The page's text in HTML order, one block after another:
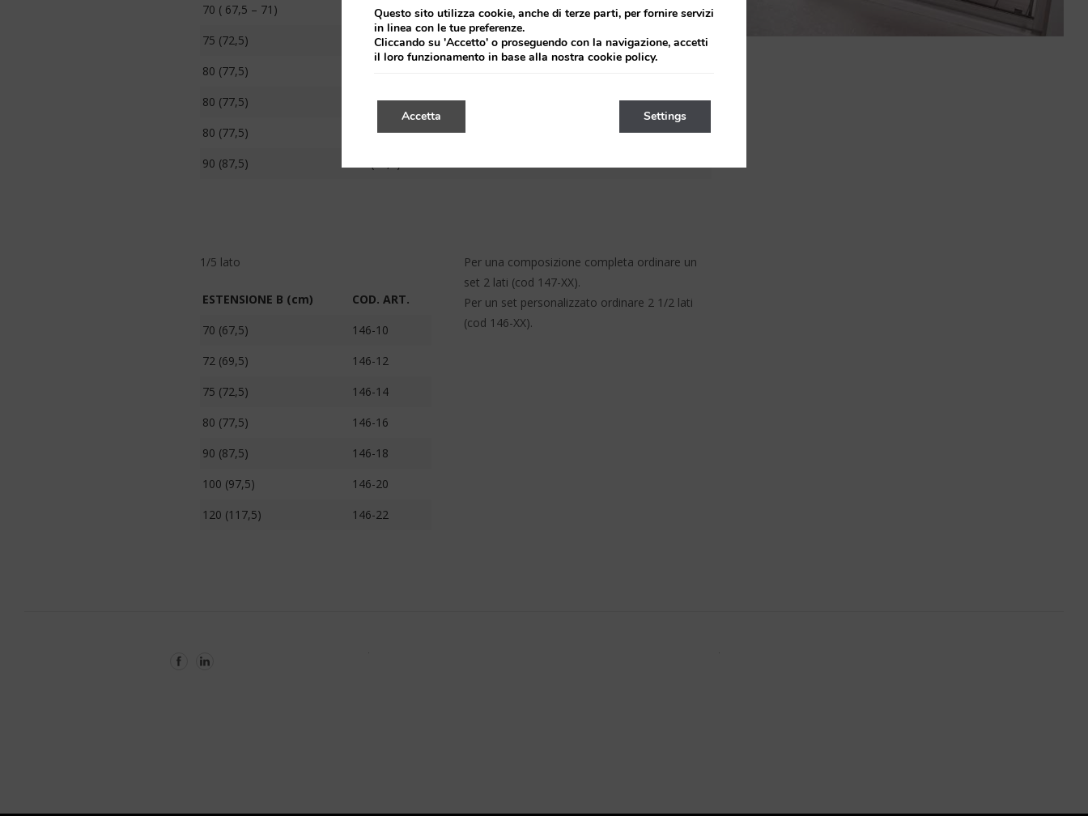
70 ( 67,5 – 71)
120 (117,5) 56
147-16
75 (72,5)
75 (72,5) 39
147-18
80 (77,5)
80 (77,5)
100 (97,5)
147-22
80 (77,5)
120 (117,5)
147-24
90 (87,5)
1/5 lato
ESTENSIONE B (cm)
COD. ART.
70 (67,5)
146-10
72 (69,5)
146-12
75 (72,5)
146-14
80 (77,5)
146-16
90 (87,5)
146-18
100 (97,5)
146-20
120 (117,5)
146-22
Per una composizione completa ordinare un
set 2 lati (cod 147-XX).
Per un set personalizzato ordinare 2 1/2 lati
(cod 146-XX).
Questo sito utilizza cookie, anche di terze parti, per fornire servizi
in linea con le tue preferenze.
Cliccando su 'Accetto' o proseguendo con la navigazione, accetti
il loro funzionamento in base alla nostra cookie policy.
Accetta Settings